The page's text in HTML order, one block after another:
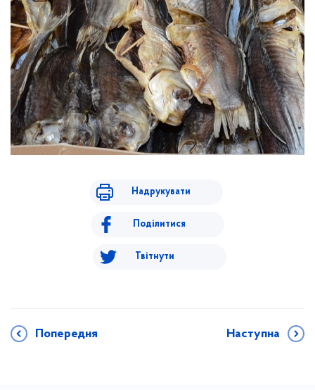
Надрукувати
Поділитися
Твітнути
Попередня Наступна